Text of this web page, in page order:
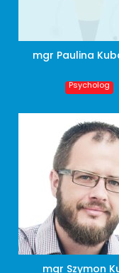
mgr Paulina
Psycholog
mgr Szymon